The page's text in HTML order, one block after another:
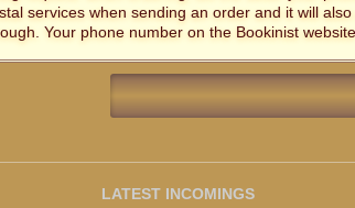
services when sending an order and it will
Your phone number on the Bookinist
LATEST INCOMINGS